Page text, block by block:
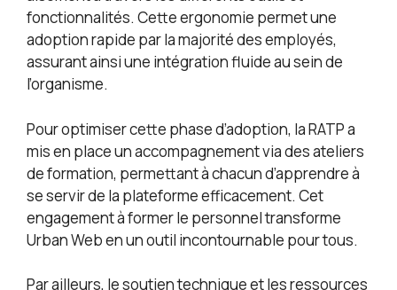
fonctionnalités. Cette ergonomie permet une
adoption rapide par la majorité des employés,
assurant ainsi une intégration fluide au sein de
l’organisme.
Pour optimiser cette phase d’adoption, la RATP a
mis en place un accompagnement via des ateliers
de formation, permettant à chacun d’apprendre à
se servir de la plateforme efficacement. Cet
engagement à former le personnel transforme
Urban Web en un outil incontournable pour tous.
Par ailleurs, le soutien technique et les ressources